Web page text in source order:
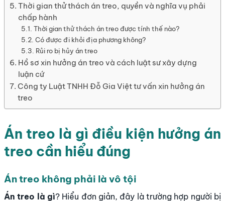
Thời gian thử thách án treo, quyền và nghĩa vụ phải
chấp hành
Thời gian thử thách án treo được tính thế nào?
Có được đi khỏi địa phương không?
Rủi ro bị hủy án treo
Hồ sơ xin hưởng án treo và cách luật sư xây dựng
luận cứ
Công ty Luật TNHH Đỗ Gia Việt tư vấn xin hưởng án
treo
Án treo là gì điều kiện hưởng án
treo cần hiểu đúng
Án treo không phải là vô tội
Án treo là gì? Hiểu đơn giản, đây là trường hợp người bị